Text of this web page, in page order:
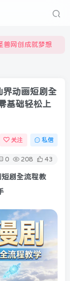
兽网创成就梦想
界动画短剧全
基础轻松上
关注 私信
0 208 43
剧全流程教